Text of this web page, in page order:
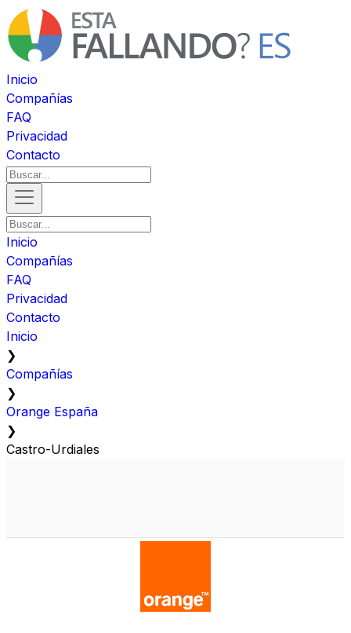
Inicio
Compañías
FAQ
Privacidad
Contacto
Inicio
Compañías
FAQ
Privacidad
Contacto
Inicio
❯
Compañías
❯
Orange España
❯
Castro-Urdiales